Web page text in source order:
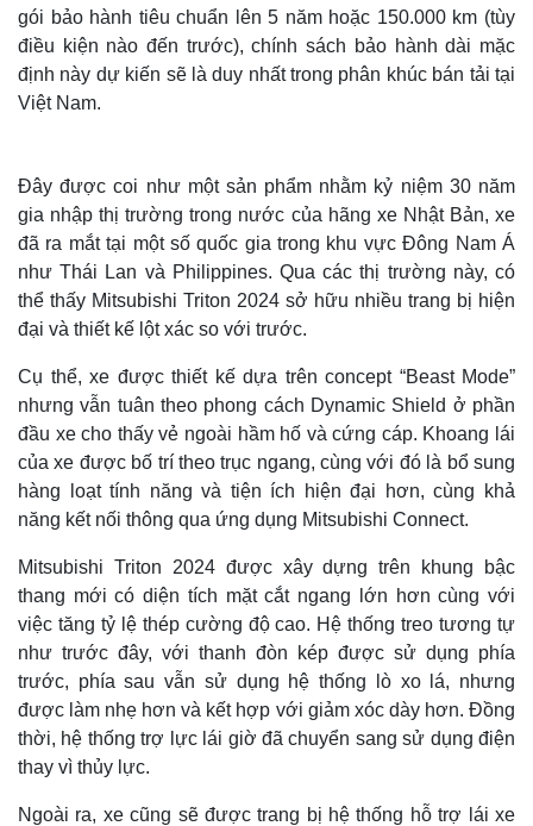
Thế giới
Quan sát
Cuộc sống đó đây
Hồ sơ
Multimedia
Video
Ảnh
E-Magazine
Infographic
gói bảo hành tiêu chuẩn lên 5 năm hoặc 150.000 km (tùy
điều kiện nào đến trước), chính sách bảo hành dài mặc
định này dự kiến sẽ là duy nhất trong phân khúc bán tải tại
Việt Nam.
Đây được coi như một sản phẩm nhằm kỷ niệm 30 năm
gia nhập thị trường trong nước của hãng xe Nhật Bản, xe
đã ra mắt tại một số quốc gia trong khu vực Đông Nam Á
như Thái Lan và Philippines. Qua các thị trường này, có
thể thấy Mitsubishi Triton 2024 sở hữu nhiều trang bị hiện
đại và thiết kế lột xác so với trước.
Cụ thể, xe được thiết kế dựa trên concept “Beast Mode”
nhưng vẫn tuân theo phong cách Dynamic Shield ở phần
đầu xe cho thấy vẻ ngoài hầm hố và cứng cáp. Khoang lái
của xe được bố trí theo trục ngang, cùng với đó là bổ sung
hàng loạt tính năng và tiện ích hiện đại hơn, cùng khả
năng kết nối thông qua ứng dụng Mitsubishi Connect.
Mitsubishi Triton 2024 được xây dựng trên khung bậc
thang mới có diện tích mặt cắt ngang lớn hơn cùng với
việc tăng tỷ lệ thép cường độ cao. Hệ thống treo tương tự
như trước đây, với thanh đòn kép được sử dụng phía
trước, phía sau vẫn sử dụng hệ thống lò xo lá, nhưng
được làm nhẹ hơn và kết hợp với giảm xóc dày hơn. Đồng
thời, hệ thống trợ lực lái giờ đã chuyển sang sử dụng điện
thay vì thủy lực.
Ngoài ra, xe cũng sẽ được trang bị hệ thống hỗ trợ lái xe